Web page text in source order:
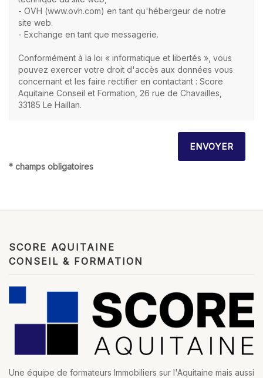
- OVH (www.ovh.com) en tant qu'hébergeur de notre
site web.
- Exchange en tant que messagerie.
Conformément à la loi « informatique et libertés », vous
pouvez exercer votre droit d'accès aux données vous
concernant et les faire rectifier en contactant : Score
Aquitaine Conseil et Formation, 26 rue de Chavailles,
33185 Le Haillan.
* champs obligatoires
SCORE AQUITAINE
CONSEIL & FORMATION
Une équipe de formateurs Immobiliers sur l'Aquitaine mais aussi